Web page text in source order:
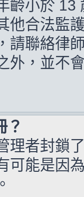
齡小於 13
他合法監
請聯絡律
外，並不
？
理者封鎖
可能是因